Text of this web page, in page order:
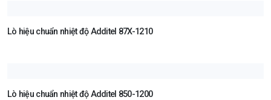
Lò hiệu chuẩn nhiệt độ Additel 87X-1210
Lò hiệu chuẩn nhiệt độ Additel 850-1200